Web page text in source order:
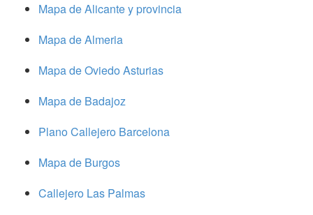
Mapa de Alicante y provincia
Mapa de Almeria
Mapa de Oviedo Asturias
Mapa de Badajoz
Plano Callejero Barcelona
Mapa de Burgos
Callejero Las Palmas